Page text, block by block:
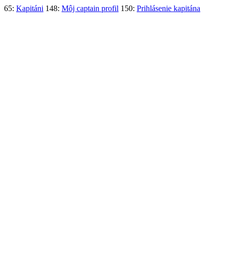
65: Kapitáni 148: Môj captain profil 150: Prihlásenie kapitána